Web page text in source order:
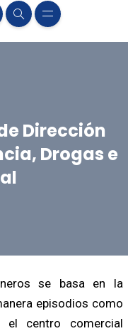
Dirección
Drogas e
se basa en la
episodios como
el centro comercial